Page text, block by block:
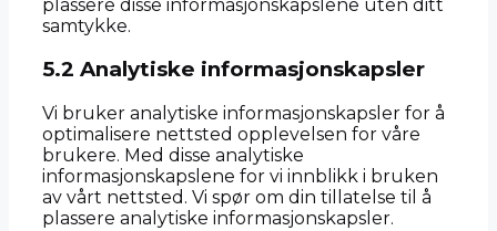
plassere disse informasjonskapslene uten ditt
samtykke.
5.2 Analytiske informasjonskapsler
Vi bruker analytiske informasjonskapsler for å
optimalisere nettsted opplevelsen for våre
brukere. Med disse analytiske
informasjonskapslene for vi innblikk i bruken
av vårt nettsted. Vi spør om din tillatelse til å
plassere analytiske informasjonskapsler.